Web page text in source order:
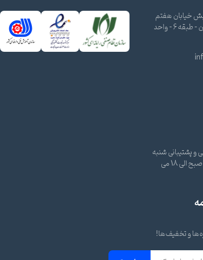
خیابان هفتم
شرقی - مجتمع مهرگان - طبقه 6 - واحد
و پشتیبانی شنبه
تا چهارشنبه از ساعت 9 صبح الی 18 می
و تخفیف‌ها!